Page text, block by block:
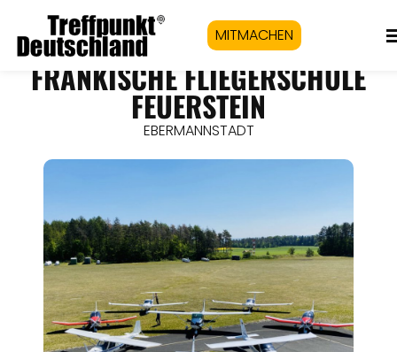
MITMACHEN
FRÄNKISCHE FLIEGERSCHULE
FEUERSTEIN
EBERMANNSTADT